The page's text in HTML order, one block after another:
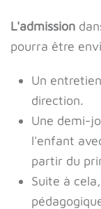
L'admission
pourra être
Un
direction.
Une demi-
l'enfant
partir du
Suite à